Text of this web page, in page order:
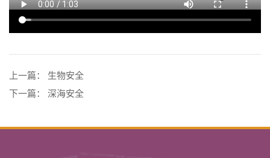
上一篇： 生物安全
下一篇： 深海安全